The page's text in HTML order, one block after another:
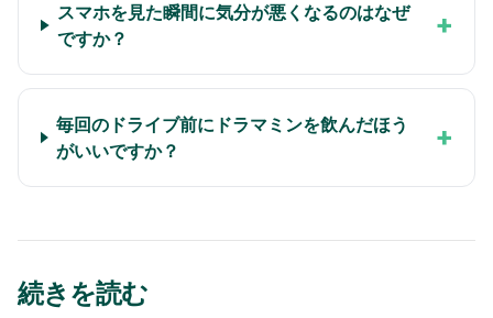
スマホを見た瞬間に気分が悪くなるのはなぜ
ですか？
+
毎回のドライブ前にドラマミンを飲んだほう
がいいですか？
+
続きを読む